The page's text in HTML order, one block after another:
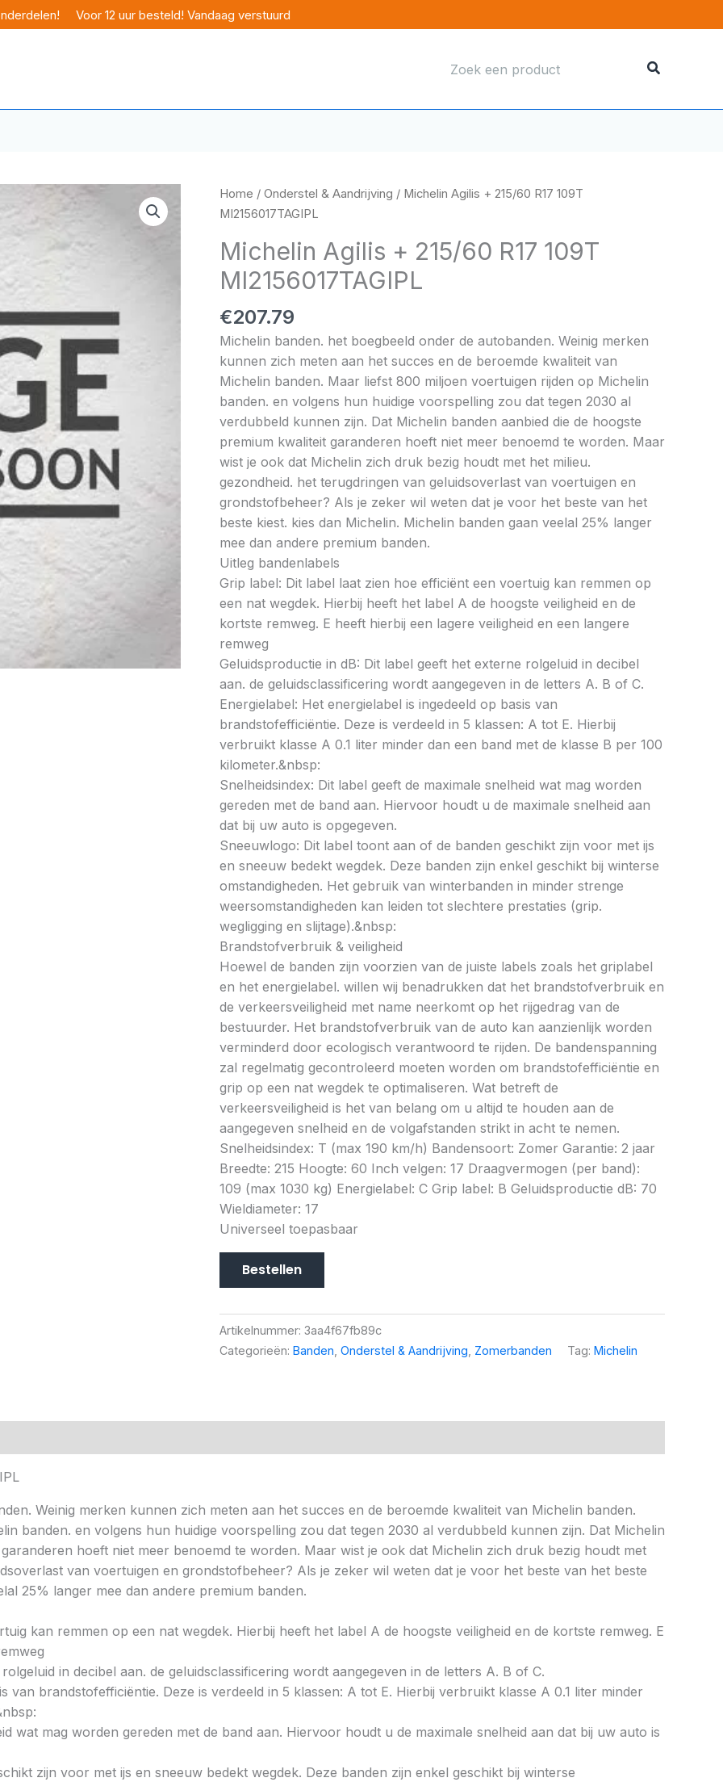
Voor 12 uur besteld! Vandaag verstuurd
naar:
Home / Onderstel & Aandrijving / Michelin Agilis + 215/60 R17 109T
MI2156017TAGIPL
Michelin Agilis + 215/60 R17 109T
MI2156017TAGIPL
€207.79
Michelin banden. het boegbeeld onder de autobanden. Weinig merken
kunnen zich meten aan het succes en de beroemde kwaliteit van
Michelin banden. Maar liefst 800 miljoen voertuigen rijden op Michelin
banden. en volgens hun huidige voorspelling zou dat tegen 2030 al
verdubbeld kunnen zijn. Dat Michelin banden aanbied die de hoogste
premium kwaliteit garanderen hoeft niet meer benoemd te worden. Maar
wist je ook dat Michelin zich druk bezig houdt met het milieu.
gezondheid. het terugdringen van geluidsoverlast van voertuigen en
grondstofbeheer? Als je zeker wil weten dat je voor het beste van het
beste kiest. kies dan Michelin. Michelin banden gaan veelal 25% langer
mee dan andere premium banden.
Uitleg bandenlabels
Grip label: Dit label laat zien hoe efficiënt een voertuig kan remmen op
een nat wegdek. Hierbij heeft het label A de hoogste veiligheid en de
kortste remweg. E heeft hierbij een lagere veiligheid en een langere
remweg
Geluidsproductie in dB: Dit label geeft het externe rolgeluid in decibel
aan. de geluidsclassificering wordt aangegeven in de letters A. B of C.
Energielabel: Het energielabel is ingedeeld op basis van
brandstofefficiëntie. Deze is verdeeld in 5 klassen: A tot E. Hierbij
verbruikt klasse A 0.1 liter minder dan een band met de klasse B per 100
kilometer.&nbsp:
Snelheidsindex: Dit label geeft de maximale snelheid wat mag worden
gereden met de band aan. Hiervoor houdt u de maximale snelheid aan
dat bij uw auto is opgegeven.
Sneeuwlogo: Dit label toont aan of de banden geschikt zijn voor met ijs
en sneeuw bedekt wegdek. Deze banden zijn enkel geschikt bij winterse
omstandigheden. Het gebruik van winterbanden in minder strenge
weersomstandigheden kan leiden tot slechtere prestaties (grip.
wegligging en slijtage).&nbsp:
Brandstofverbruik & veiligheid
Hoewel de banden zijn voorzien van de juiste labels zoals het griplabel
en het energielabel. willen wij benadrukken dat het brandstofverbruik en
de verkeersveiligheid met name neerkomt op het rijgedrag van de
bestuurder. Het brandstofverbruik van de auto kan aanzienlijk worden
verminderd door ecologisch verantwoord te rijden. De bandenspanning
zal regelmatig gecontroleerd moeten worden om brandstofefficiëntie en
grip op een nat wegdek te optimaliseren. Wat betreft de
verkeersveiligheid is het van belang om u altijd te houden aan de
aangegeven snelheid en de volgafstanden strikt in acht te nemen.
Snelheidsindex: T (max 190 km/h) Bandensoort: Zomer Garantie: 2 jaar
Breedte: 215 Hoogte: 60 Inch velgen: 17 Draagvermogen (per band):
109 (max 1030 kg) Energielabel: C Grip label: B Geluidsproductie dB: 70
Wieldiameter: 17
Universeel toepasbaar
Bestellen
Artikelnummer: 3aa4f67fb89c
Categorieën: Banden Onderstel & Aandrijving Zomerbanden Tag: Michelin
Weinig merken kunnen zich meten aan het succes en de beroemde kwaliteit van Michelin banden.
banden. en volgens hun huidige voorspelling zou dat tegen 2030 al verdubbeld kunnen zijn. Dat Michelin
hoeft niet meer benoemd te worden. Maar wist je ook dat Michelin zich druk bezig houdt met
van voertuigen en grondstofbeheer? Als je zeker wil weten dat je voor het beste van het beste
25% langer mee dan andere premium banden.
kan remmen op een nat wegdek. Hierbij heeft het label A de hoogste veiligheid en de kortste remweg. E
in decibel aan. de geluidsclassificering wordt aangegeven in de letters A. B of C.
van brandstofefficiëntie. Deze is verdeeld in 5 klassen: A tot E. Hierbij verbruikt klasse A 0.1 liter minder
wat mag worden gereden met de band aan. Hiervoor houdt u de maximale snelheid aan dat bij uw auto is
zijn voor met ijs en sneeuw bedekt wegdek. Deze banden zijn enkel geschikt bij winterse